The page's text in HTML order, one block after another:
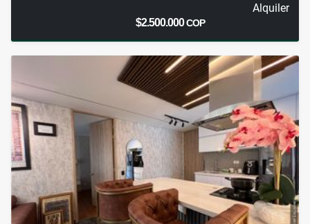
Alquiler
$2.500.000COP